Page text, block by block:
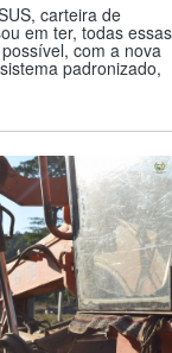
carteira de
em ter, todas essas
com a nova
padronizado,